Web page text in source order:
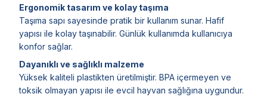
Ergonomik tasarım ve kolay taşıma
Taşıma sapı sayesinde pratik bir kullanım sunar. Hafif
yapısı ile kolay taşınabilir. Günlük kullanımda kullanıcıya
konfor sağlar.
Dayanıklı ve sağlıklı malzeme
Yüksek kaliteli plastikten üretilmiştir. BPA içermeyen ve
toksik olmayan yapısı ile evcil hayvan sağlığına uygundur.